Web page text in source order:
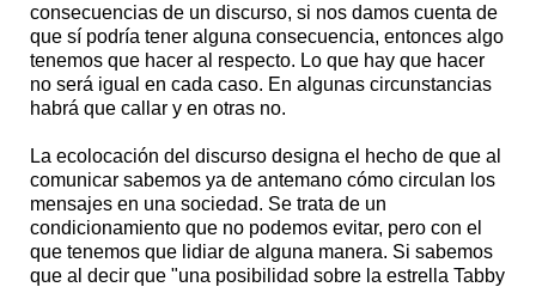
consecuencias de un discurso, si nos damos cuenta de
que sí podría tener alguna consecuencia, entonces algo
tenemos que hacer al respecto. Lo que hay que hacer
no será igual en cada caso. En algunas circunstancias
habrá que callar y en otras no.
La ecolocación del discurso designa el hecho de que al
comunicar sabemos ya de antemano cómo circulan los
mensajes en una sociedad. Se trata de un
condicionamiento que no podemos evitar, pero con el
que tenemos que lidiar de alguna manera. Si sabemos
que al decir que "una posibilidad sobre la estrella Tabby